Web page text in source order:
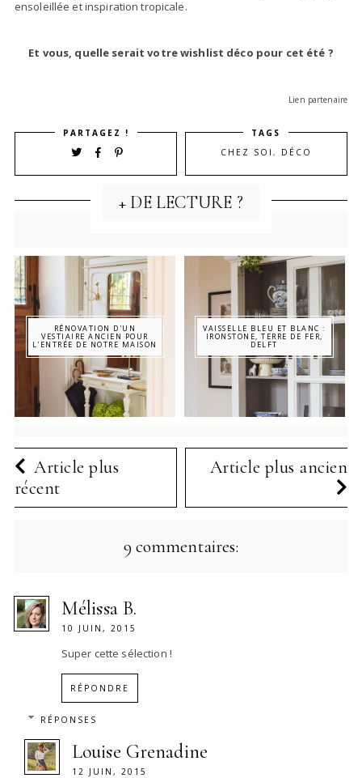
ensoleillée et inspiration tropicale.
Et vous, quelle serait votre wishlist déco pour cet été ?
Lien partenaire
PARTAGEZ !
TAGS
CHEZ SOI , DÉCO
+ DE LECTURE ?
RÉNOVATION D'UN
VESTIAIRE ANCIEN POUR
L'ENTRÉE DE NOTRE MAISON
VAISSELLE BLEU ET BLANC :
IRONSTONE, TERRE DE FER,
DELFT
Article plus
récent
Article plus ancien
9 commentaires:
Mélissa B.
10 JUIN, 2015
Super cette sélection !
RÉPONDRE
RÉPONSES
Louise Grenadine
12 JUIN, 2015